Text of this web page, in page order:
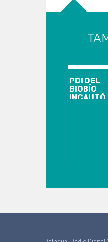
PDI DEL
BIOBÍO
INCAUTÓ